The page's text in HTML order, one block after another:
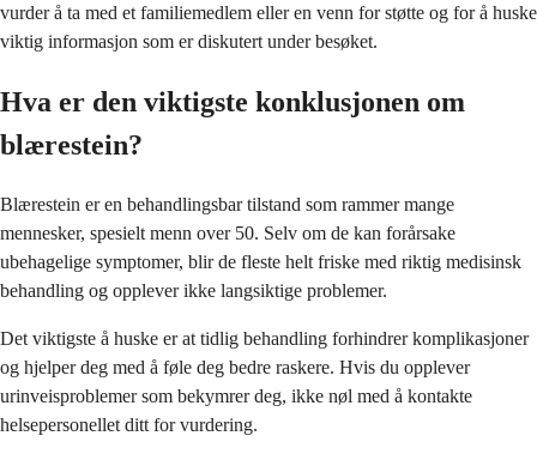
vurder å ta med et familiemedlem eller en venn for støtte og for å huske
viktig informasjon som er diskutert under besøket.
Hva er den viktigste konklusjonen om
blærestein?
Blærestein er en behandlingsbar tilstand som rammer mange
mennesker, spesielt menn over 50. Selv om de kan forårsake
ubehagelige symptomer, blir de fleste helt friske med riktig medisinsk
behandling og opplever ikke langsiktige problemer.
Det viktigste å huske er at tidlig behandling forhindrer komplikasjoner
og hjelper deg med å føle deg bedre raskere. Hvis du opplever
urinveisproblemer som bekymrer deg, ikke nøl med å kontakte
helsepersonellet ditt for vurdering.